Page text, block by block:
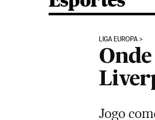
LIGA EUROPA
Jogo